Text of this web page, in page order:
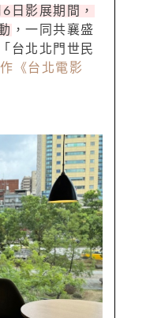
日影展期間，
，一同共襄盛
台北北門世民
《台北電影